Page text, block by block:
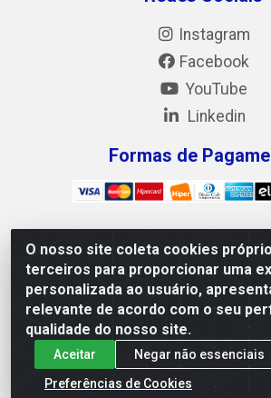
O nosso site coleta cookies
terceiros para proporcionar uma
personalizada ao usuário,
relevante de acordo com o seu
qualidade do nosso site.
Aceitar
Negar não essenciais
Preferências de Cookies
Instagram
Facebook
YouTube
Linkedin
Formas de
Mix Alimentos LTDA - Quadra Asr Ne
Alameda 02, S/N - Plano Diretor Norte,
77.006-540 - CNPJ 05.922.500/